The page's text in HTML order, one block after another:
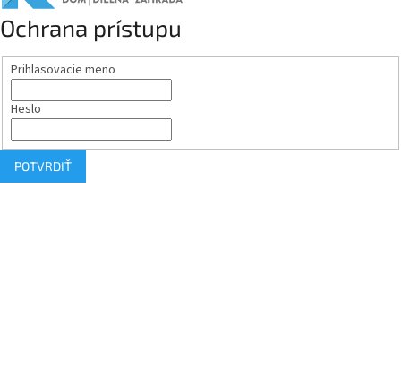
Ochrana prístupu
Prihlasovacie meno
Heslo
POTVRDIŤ